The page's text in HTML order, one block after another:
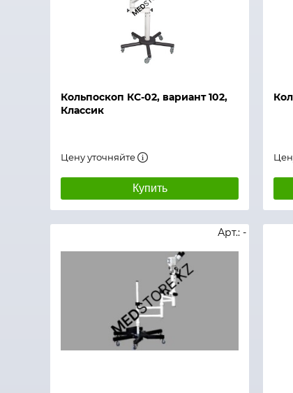
Кольпоскоп КС-02, вариант 102,
Классик
Цену уточняйте
Купить
Быстрый просмотр
Арт.: -